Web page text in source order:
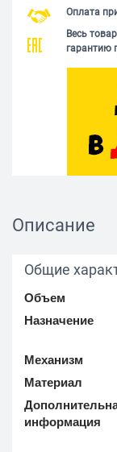
Оплата
Весь
гарантию
Описание
Общие
Объем
Назначение
Механизм
Материал
информация